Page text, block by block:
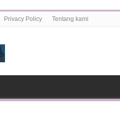
Privacy Policy Tentang kami